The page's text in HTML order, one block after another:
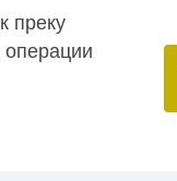
преку
операции